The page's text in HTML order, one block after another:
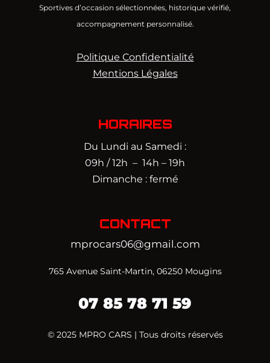
Sportives d’occasion sélectionnées, historique vérifié,
accompagnement personnalisé.
Politique Confidentialité
Mentions Légales
HORAIRES
Du Lundi au Samedi :
09h / 12h – 14h – 19h
Dimanche : fermé
CONTACT
mprocars06@gmail.com
765 Avenue Saint-Martin, 06250 Mougins
07 85 78 71 59‬
© 2025 MPRO CARS | Tous droits réservés